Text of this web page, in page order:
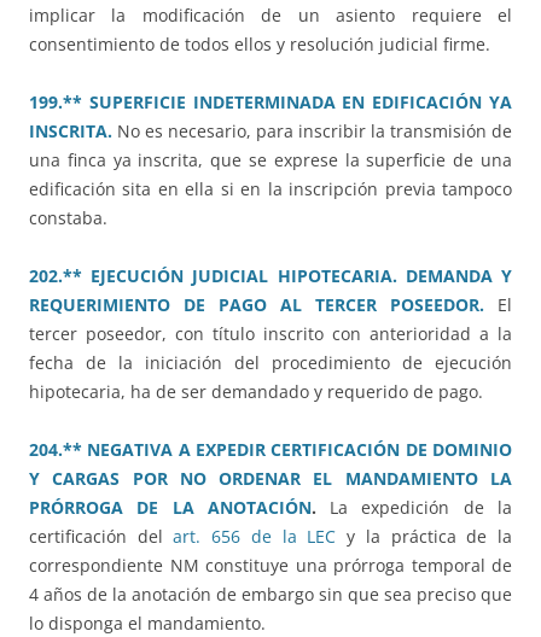
implicar la modificación de un asiento requiere el
consentimiento de todos ellos y resolución judicial firme.
199.** SUPERFICIE INDETERMINADA EN EDIFICACIÓN YA
INSCRITA. No es necesario, para inscribir la transmisión de
una finca ya inscrita, que se exprese la superficie de una
edificación sita en ella si en la inscripción previa tampoco
constaba.
202.** EJECUCIÓN JUDICIAL HIPOTECARIA. DEMANDA Y
REQUERIMIENTO DE PAGO AL TERCER POSEEDOR. El
tercer poseedor, con título inscrito con anterioridad a la
fecha de la iniciación del procedimiento de ejecución
hipotecaria, ha de ser demandado y requerido de pago.
204.** NEGATIVA A EXPEDIR CERTIFICACIÓN DE DOMINIO
Y CARGAS POR NO ORDENAR EL MANDAMIENTO LA
PRÓRROGA DE LA ANOTACIÓN. La expedición de la
certificación delart. 656 de la LEC y la práctica de la
correspondiente NM constituye una prórroga temporal de
4 años de la anotación de embargo sin que sea preciso que
lo disponga el mandamiento.